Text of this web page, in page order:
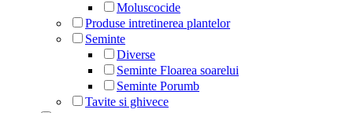
Moluscocide
Produse intretinerea plantelor
Seminte
Diverse
Seminte Floarea soarelui
Seminte Porumb
Tavite si ghivece